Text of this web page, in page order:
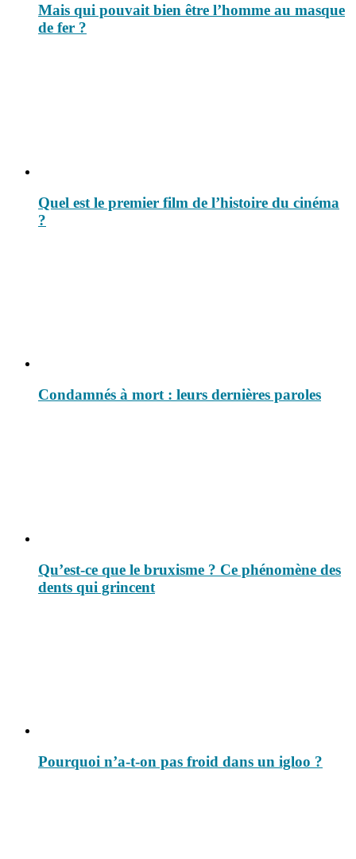
Mais qui pouvait bien être l’homme au masque
de fer ?
Quel est le premier film de l’histoire du cinéma
?
Condamnés à mort : leurs dernières paroles
Qu’est-ce que le bruxisme ? Ce phénomène des
dents qui grincent
Pourquoi n’a-t-on pas froid dans un igloo ?